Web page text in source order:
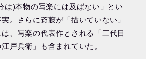
は)本物の写楽には及ばない」とい
。さらに斎藤が「描いていない」
、写楽の代表作とされる「三代目
戸兵衛」も含まれていた。